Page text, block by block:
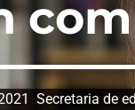
Secretaria de